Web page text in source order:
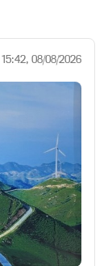
15:42, 08/08/2026